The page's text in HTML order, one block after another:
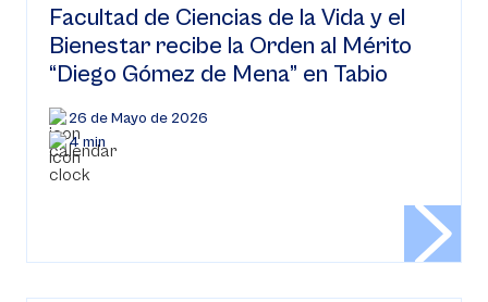
Facultad de Ciencias de la Vida y el
Bienestar recibe la Orden al Mérito
“Diego Gómez de Mena” en Tabio
26 de Mayo de 2026
4 min